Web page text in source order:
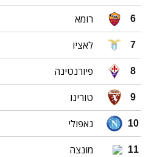
6 רומא
7 לאציו
8 פיורנטינה
9 טורינו
10 נאפולי
11 מונצה